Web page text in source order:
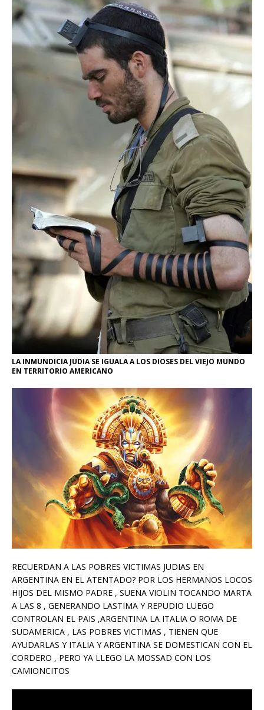
LA INMUNDICIA JUDIA SE IGUALA A LOS DIOSES DEL VIEJO MUNDO
EN TERRITORIO AMERICANO
RECUERDAN A LAS POBRES VICTIMAS JUDIAS EN
ARGENTINA EN EL ATENTADO? POR LOS HERMANOS LOCOS
HIJOS DEL MISMO PADRE , SUENA VIOLIN TOCANDO MARTA
A LAS 8 , GENERANDO LASTIMA Y REPUDIO LUEGO
CONTROLAN EL PAIS ,ARGENTINA LA ITALIA O ROMA DE
SUDAMERICA , LAS POBRES VICTIMAS , TIENEN QUE
AYUDARLAS Y ITALIA Y ARGENTINA SE DOMESTICAN CON EL
CORDERO , PERO YA LLEGO LA MOSSAD CON LOS
CAMIONCITOS